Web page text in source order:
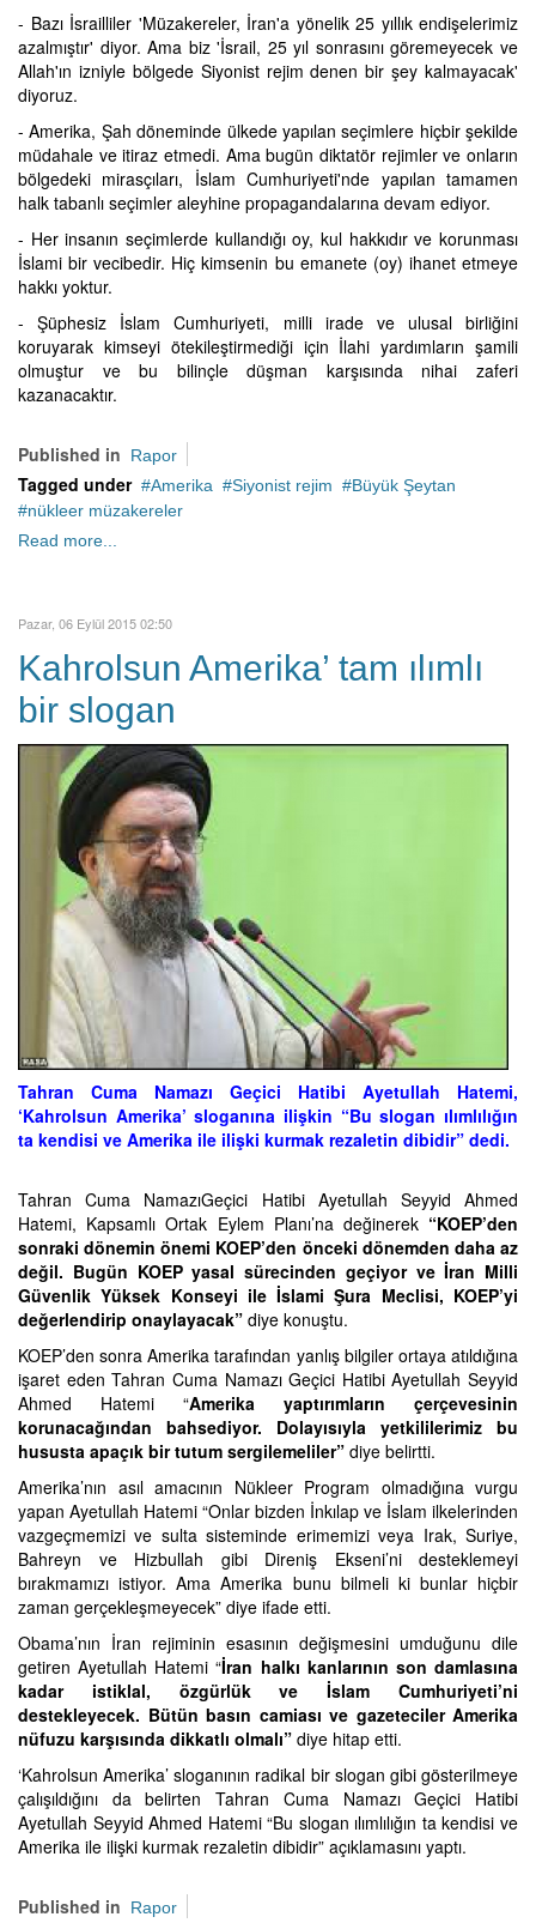
- Bazı İsrailliler 'Müzakereler, İran'a yönelik 25 yıllık endişelerimiz
azalmıştır' diyor. Ama biz 'İsrail, 25 yıl sonrasını göremeyecek ve
Allah'ın izniyle bölgede Siyonist rejim denen bir şey kalmayacak'
diyoruz.
- Amerika, Şah döneminde ülkede yapılan seçimlere hiçbir şekilde
müdahale ve itiraz etmedi. Ama bugün diktatör rejimler ve onların
bölgedeki mirasçıları, İslam Cumhuriyeti'nde yapılan tamamen
halk tabanlı seçimler aleyhine propagandalarına devam ediyor.
- Her insanın seçimlerde kullandığı oy, kul hakkıdır ve korunması
İslami bir vecibedir. Hiç kimsenin bu emanete (oy) ihanet etmeye
hakkı yoktur.
- Şüphesiz İslam Cumhuriyeti, milli irade ve ulusal birliğini
koruyarak kimseyi ötekileştirmediği için İlahi yardımların şamili
olmuştur ve bu bilinçle düşman karşısında nihai zaferi
kazanacaktır.
Published in Rapor
Tagged under Amerika Siyonist rejim
Büyük Şeytan
nükleer müzakereler
Read more...
Pazar, 06 Eylül 2015 02:50
Kahrolsun Amerika’ tam ılımlı
bir slogan
Tahran Cuma Namazı Geçici Hatibi Ayetullah Hatemi,
‘Kahrolsun Amerika’ sloganına ilişkin “Bu slogan ılımlılığın
ta kendisi ve Amerika ile ilişki kurmak rezaletin dibidir” dedi.
Tahran Cuma NamazıGeçici Hatibi Ayetullah Seyyid Ahmed
Hatemi, Kapsamlı Ortak Eylem Planı’na değinerek “KOEP’den
sonraki dönemin önemi KOEP’den önceki dönemden daha az
değil. Bugün KOEP yasal sürecinden geçiyor ve İran Milli
Güvenlik Yüksek Konseyi ile İslami Şura Meclisi, KOEP’yi
değerlendirip onaylayacak” diye konuştu.
KOEP’den sonra Amerika tarafından yanlış bilgiler ortaya atıldığına
işaret eden Tahran Cuma Namazı Geçici Hatibi Ayetullah Seyyid
Ahmed Hatemi “Amerika yaptırımların çerçevesinin
korunacağından bahsediyor. Dolayısıyla yetkililerimiz bu
hususta apaçık bir tutum sergilemeliler” diye belirtti.
Amerika’nın asıl amacının Nükleer Program olmadığına vurgu
yapan Ayetullah Hatemi “Onlar bizden İnkılap ve İslam ilkelerinden
vazgeçmemizi ve sulta sisteminde erimemizi veya Irak, Suriye,
Bahreyn ve Hizbullah gibi Direniş Ekseni’ni desteklemeyi
bırakmamızı istiyor. Ama Amerika bunu bilmeli ki bunlar hiçbir
zaman gerçekleşmeyecek” diye ifade etti.
Obama’nın İran rejiminin esasının değişmesini umduğunu dile
getiren Ayetullah Hatemi “İran halkı kanlarının son damlasına
kadar istiklal, özgürlük ve İslam Cumhuriyeti’ni
destekleyecek. Bütün basın camiası ve gazeteciler Amerika
nüfuzu karşısında dikkatlı olmalı” diye hitap etti.
‘Kahrolsun Amerika’ sloganının radikal bir slogan gibi gösterilmeye
çalışıldığını da belirten Tahran Cuma Namazı Geçici Hatibi
Ayetullah Seyyid Ahmed Hatemi “Bu slogan ılımlılığın ta kendisi ve
Amerika ile ilişki kurmak rezaletin dibidir” açıklamasını yaptı.
Published in Rapor